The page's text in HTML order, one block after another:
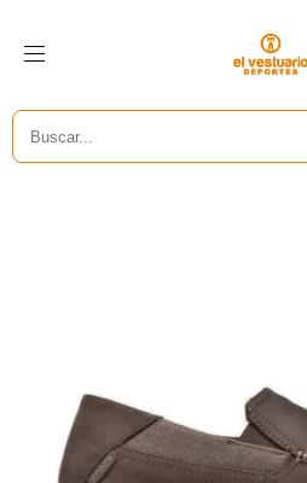
Search
for: